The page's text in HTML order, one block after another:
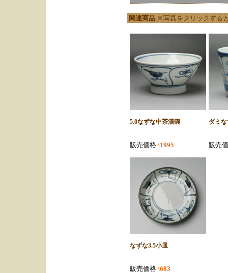
関連商品※写真をクリックする
5.0なずな中茶漬碗
販売価格 \1995
ダミ
販売
なずな3.5小皿
販売価格 \683